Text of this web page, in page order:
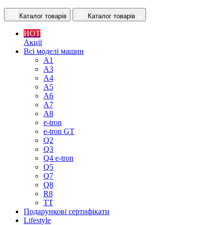
Каталог товарів Каталог товарів
HOT
Акції
Всі моделі машин
A1
A3
A4
A5
A6
A7
A8
e-tron
e-tron GT
Q2
Q3
Q4 e-tron
Q5
Q7
Q8
R8
TT
Подарункові сертифікати
Lifestyle